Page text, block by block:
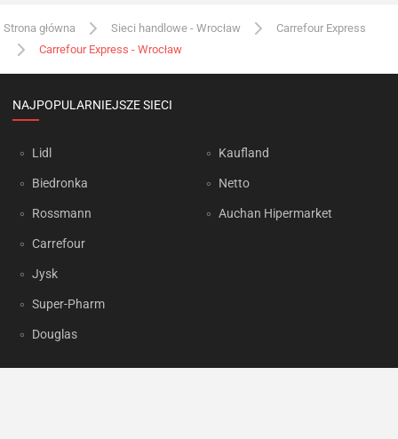
Strona główna Sieci handlowe - Wrocław
Carrefour Express
Carrefour Express - Wrocław
NAJPOPULARNIEJSZE SIECI
Lidl
Biedronka
Rossmann
Carrefour
Jysk
Super-Pharm
Douglas
Kaufland
Netto
Auchan Hipermarket